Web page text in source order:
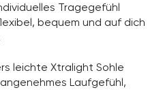
Tragegefühl
bequem und auf dich
leichte Xtralight Sohle
Laufgefühl,